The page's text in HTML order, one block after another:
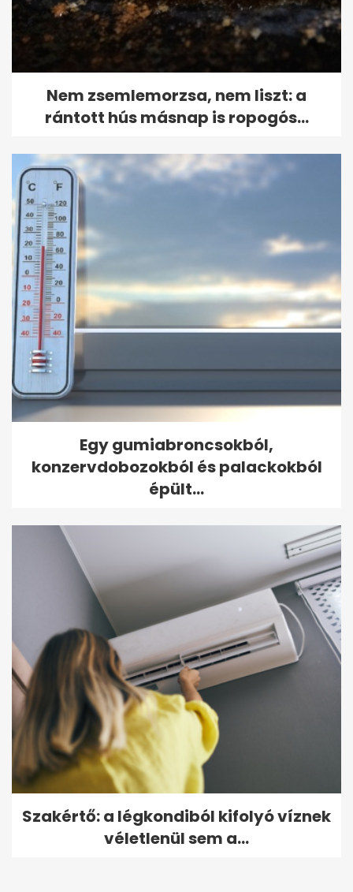
Nem zsemlemorzsa, nem liszt: a
rántott hús másnap is ropogós...
Egy gumiabroncsokból,
konzervdobozokból és palackokból
épült...
Szakértő: a légkondiból kifolyó víznek
véletlenül sem a...